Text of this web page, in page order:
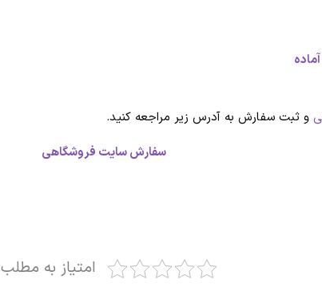
و ثبت سفارش به آدرس زیر مراجعه کنید.
سفارش سایت فروشگاهی
امتیاز به مطلب